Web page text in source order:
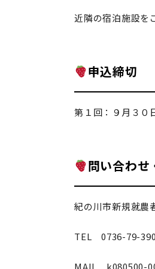
近隣の宿泊施設を
申込締切
第１回：９月３０
問い合わせ
紀の川市新規就農
TEL 0736-79-
MAIL k080500-